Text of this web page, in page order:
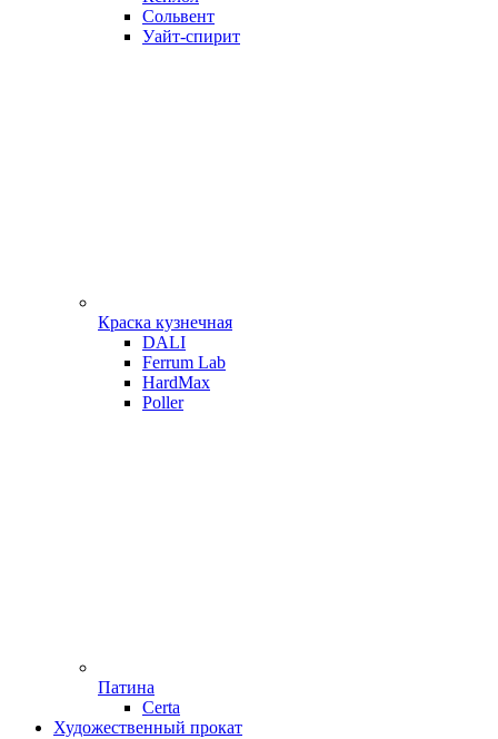
Сольвент
Уайт-спирит
Краска кузнечная
DALI
Ferrum Lab
HardMax
Poller
Патина
Certa
Художественный прокат